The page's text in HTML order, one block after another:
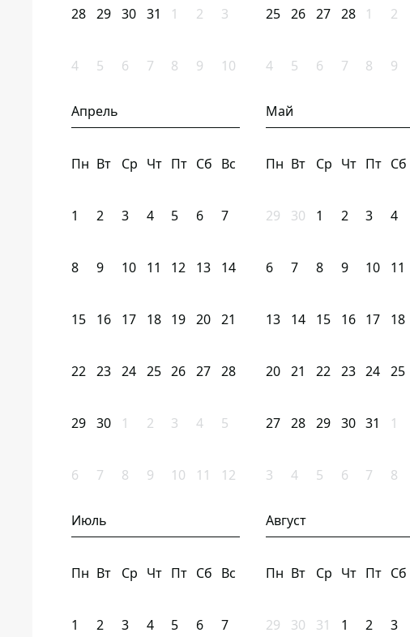
28 29 30 31 1 2 3
4 5 6 7 8 9 10
25 26 27 28 1 2
4 5 6 7 8 9
Апрель
Пн Вт Ср Чт Пт Сб Вс
1 2 3 4 5 6 7
8 9 10 11 12 13 14
15 16 17 18 19 20 21
22 23 24 25 26 27 28
29 30 1 2 3 4 5
6 7 8 9 10 11 12
Май
Пн Вт Ср Чт Пт Сб
29 30 1 2 3 4
6 7 8 9 10 11
13 14 15 16 17 18
20 21 22 23 24 25
27 28 29 30 31 1
3 4 5 6 7 8
Июль
Пн Вт Ср Чт Пт Сб Вс
1 2 3 4 5 6 7
Август
Пн Вт Ср Чт Пт Сб
29 30 31 1 2 3